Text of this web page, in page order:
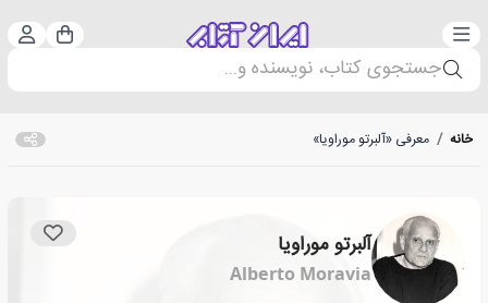
دسته‌بندی سبد
جستجوی کتاب، نویسنده و...
خانه / معرفی «آلبرتو موراویا»
آلبرتو موراویا
Alberto Moravia